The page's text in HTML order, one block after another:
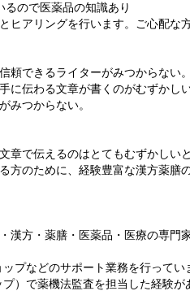
ので医薬品の知識あり
ヒアリングを行います。ご心配な
頼できるライターがみつからない。
に伝わる文章が書くのがむずかしい
みつからない。
章で伝えるのはとてもむずかしいと
方のために、経験豊富な漢方薬膳
漢方・薬膳・医薬品・医療の専門
プなどのサポート業務を行ってい
）で薬機法監査を担当した経験が